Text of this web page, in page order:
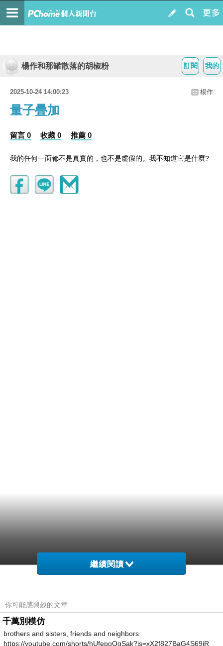
我的
訂閱
楊作和那罐散落的胡椒粉
2025-10-24 14:00:23 楊作
量子疊加
留言 0 收藏 0 推薦 0
我的任何一面都不是真實的，也不是虛假的。我不知道它是什麼?
繼續閱讀
你可能感興趣的文章
千萬別模仿
brothers and sisters, friends and neighbors
https://youtube.com/shorts/hUfepoOgSak?is=xX2f827BaG4S69iR